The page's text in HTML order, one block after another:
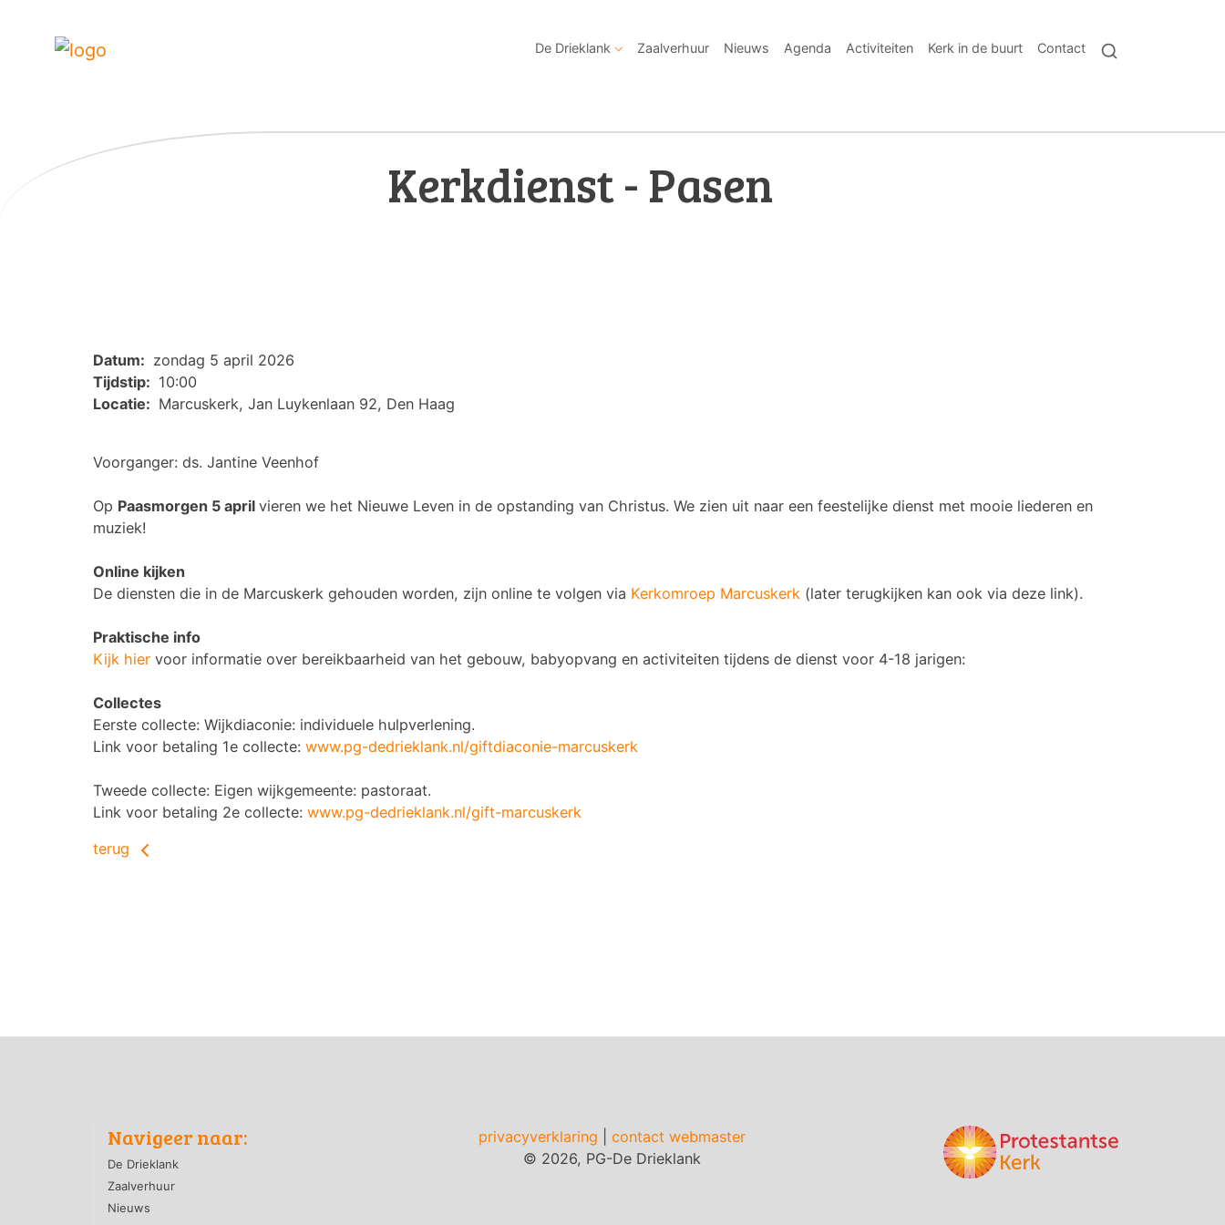
De Drieklank Zaalverhuur Nieuws Agenda Activiteiten Kerk in de buurt Contact
Kerkdienst - Pasen
Datum: zondag 5 april 2026
Tijdstip: 10:00
Locatie: Marcuskerk, Jan Luykenlaan 92, Den Haag
Voorganger: ds. Jantine Veenhof
Op Paasmorgen 5 april vieren we het Nieuwe Leven in de opstanding van Christus. We zien uit naar een feestelijke dienst met mooie liederen en
muziek!
Online kijken
De diensten die in de Marcuskerk gehouden worden, zijn online te volgen via Kerkomroep Marcuskerk (later terugkijken kan ook via deze link).
Praktische info
Kijk hier voor informatie over bereikbaarheid van het gebouw, babyopvang en activiteiten tijdens de dienst voor 4-18 jarigen:
Collectes
Eerste collecte: Wijkdiaconie: individuele hulpverlening.
Link voor betaling 1e collecte: www.pg-dedrieklank.nl/giftdiaconie-marcuskerk
Tweede collecte: Eigen wijkgemeente: pastoraat.
Link voor betaling 2e collecte: www.pg-dedrieklank.nl/gift-marcuskerk
terug
Navigeer naar:
De Drieklank
Zaalverhuur
Nieuws
privacyverklaring |contact webmaster
© 2026, PG-De Drieklank